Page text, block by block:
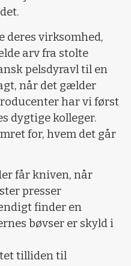
deres virksomhed,
arv fra stolte
pelsdyravl til en
når det gælder
har vi først
dygtige kolleger.
for, hvem det går
får kniven, når
presser
finder en
bøvser er skyld i
tilliden til